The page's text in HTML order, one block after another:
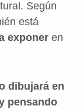
Según
está
exponeren
dibujará en
pensando